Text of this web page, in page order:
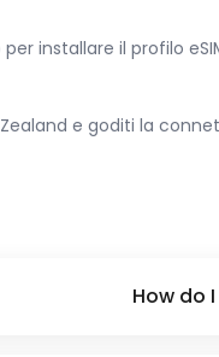
installare il profilo
e goditi la
How do